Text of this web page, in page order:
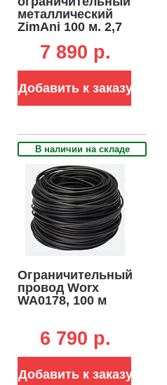
металлический
ZimAni 100 м. 2,7
газонокосилок
7 890 p.
Добавить к заказу
В наличии на складе
Ограничительный
провод Worx
WA0178, 100 м
6 790 p.
Добавить к заказу